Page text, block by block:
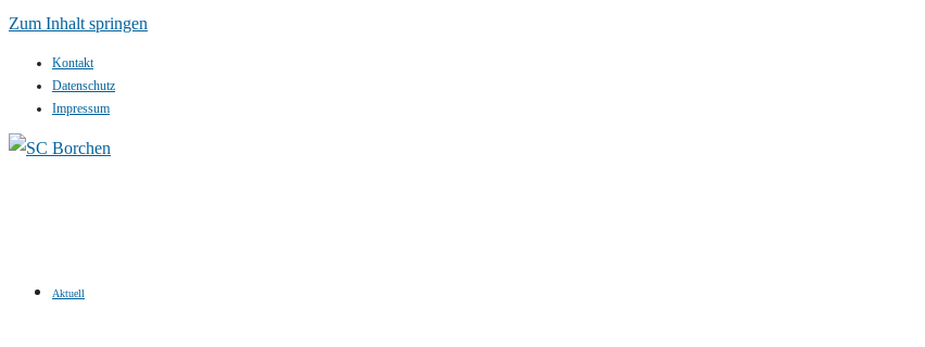
Zum Inhalt springen
Kontakt
Datenschutz
Impressum
Aktuell